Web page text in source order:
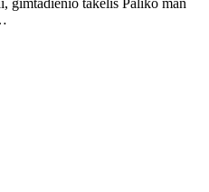
gimtadienio takelis Paliko man